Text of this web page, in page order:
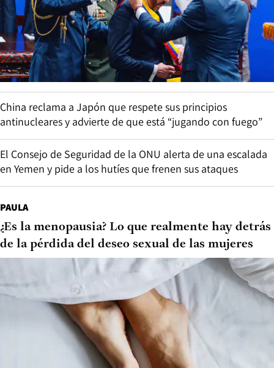
China reclama a Japón que respete sus principios
antinucleares y advierte de que está “jugando con fuego”
El Consejo de Seguridad de la ONU alerta de una escalada
en Yemen y pide a los hutíes que frenen sus ataques
PAULA
¿Es la menopausia? Lo que realmente hay detrás
de la pérdida del deseo sexual de las mujeres